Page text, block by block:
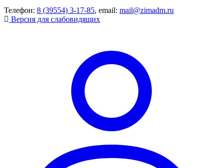
Телефон: 8 (39554) 3-17-85, email: mail@zimadm.ru
Версия для слабовидящих